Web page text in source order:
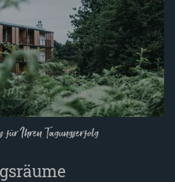
für Ihren Tagungserfolg